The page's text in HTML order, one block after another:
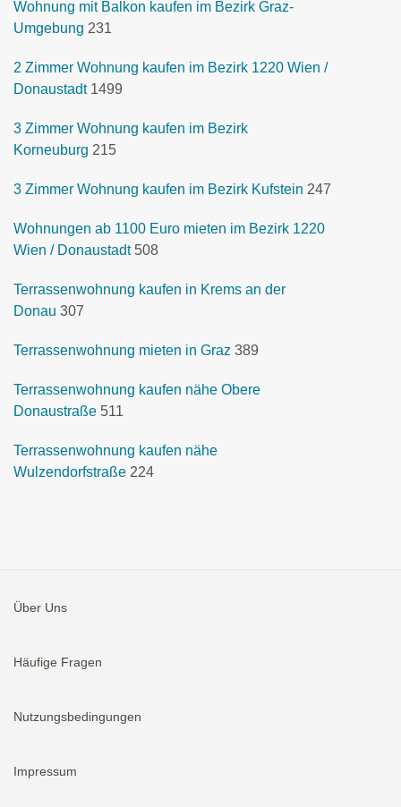
Wohnung mit Balkon kaufen im Bezirk Graz-
Umgebung 231
2 Zimmer Wohnung kaufen im Bezirk 1220 Wien /
Donaustadt 1499
3 Zimmer Wohnung kaufen im Bezirk
Korneuburg 215
3 Zimmer Wohnung kaufen im Bezirk Kufstein 247
Wohnungen ab 1100 Euro mieten im Bezirk 1220
Wien / Donaustadt 508
Terrassenwohnung kaufen in Krems an der
Donau 307
Terrassenwohnung mieten in Graz 389
Terrassenwohnung kaufen nähe Obere
Donaustraße 511
Terrassenwohnung kaufen nähe
Wulzendorfstraße 224
Über Uns
Häufige Fragen
Nutzungsbedingungen
Impressum